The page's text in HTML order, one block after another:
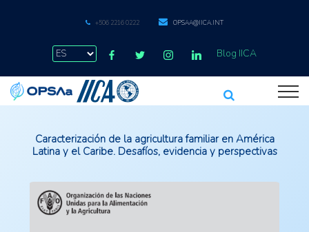
+506 2216 0222 OPSAA@IICA.INT
Blog IICA
Caracterización de la agricultura familiar en América
Latina y el Caribe. Desafíos, evidencia y perspectivas